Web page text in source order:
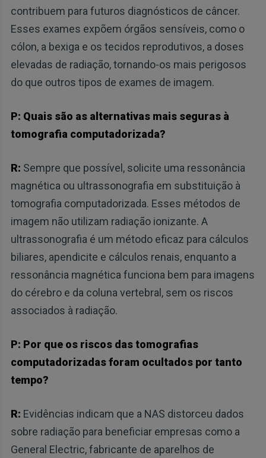
contribuem para futuros diagnósticos de câncer.
Esses exames expõem órgãos sensíveis, como o
cólon, a bexiga e os tecidos reprodutivos, a doses
elevadas de radiação, tornando-os mais perigosos
do que outros tipos de exames de imagem.
P: Quais são as alternativas mais seguras à
tomografia computadorizada?
R: Sempre que possível, solicite uma ressonância
magnética ou ultrassonografia em substituição à
tomografia computadorizada. Esses métodos de
imagem não utilizam radiação ionizante. A
ultrassonografia é um método eficaz para cálculos
biliares, apendicite e cálculos renais, enquanto a
ressonância magnética funciona bem para imagens
do cérebro e da coluna vertebral, sem os riscos
associados à radiação.
P: Por que os riscos das tomografias
computadorizadas foram ocultados por tanto
tempo?
R: Evidências indicam que a NAS distorceu dados
sobre radiação para beneficiar empresas como a
General Electric, fabricante de aparelhos de